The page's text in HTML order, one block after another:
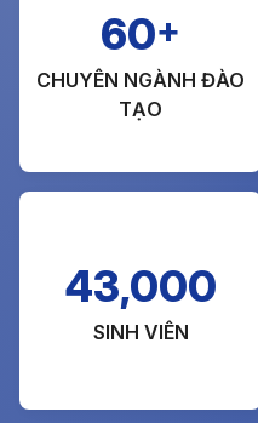
60+
CHUYÊN NGÀNH ĐÀO
TẠO
43,000
SINH VIÊN